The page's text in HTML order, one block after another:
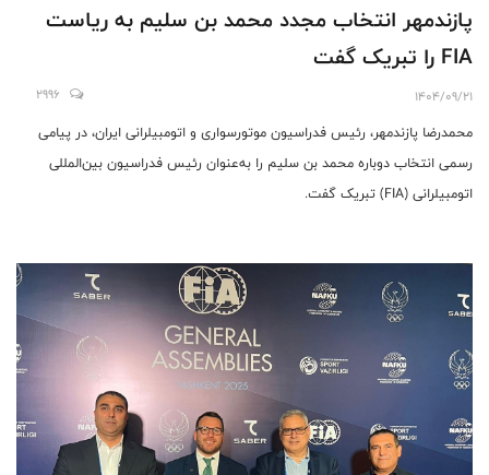
پازندمهر انتخاب مجدد محمد بن سلیم به ریاست
FIA را تبریک گفت
1404/09/21
2996
محمدرضا پازندمهر، رئیس فدراسیون موتورسواری و اتومبیلرانی ایران، در پیامی
رسمی انتخاب دوباره محمد بن سلیم را به‌عنوان رئیس فدراسیون بین‌المللی
اتومبیلرانی (FIA) تبریک گفت.